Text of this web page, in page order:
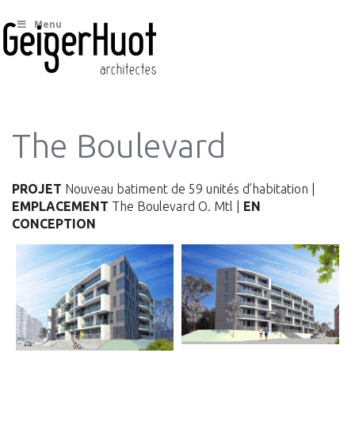
Menu
The Boulevard
PROJET Nouveau batiment de 59 unités d’habitation |
EMPLACEMENT The Boulevard O. Mtl | EN
CONCEPTION